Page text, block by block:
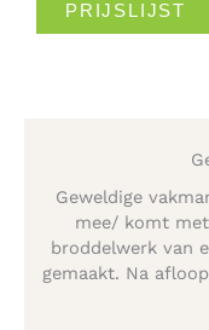
PRIJSLIJST
Geweldige
mee/ komt
broddelwerk van
gemaakt. Na